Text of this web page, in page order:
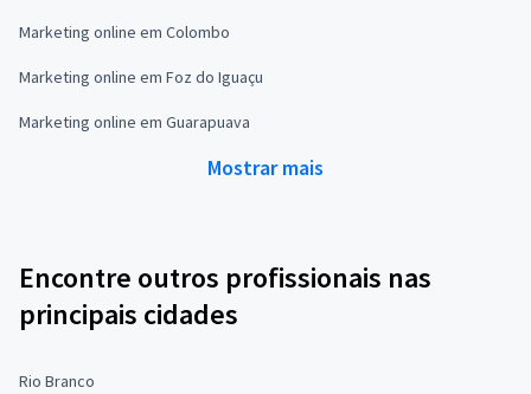
Marketing online em Colombo
Marketing online em Foz do Iguaçu
Marketing online em Guarapuava
Mostrar mais
Encontre outros profissionais nas
principais cidades
Rio Branco